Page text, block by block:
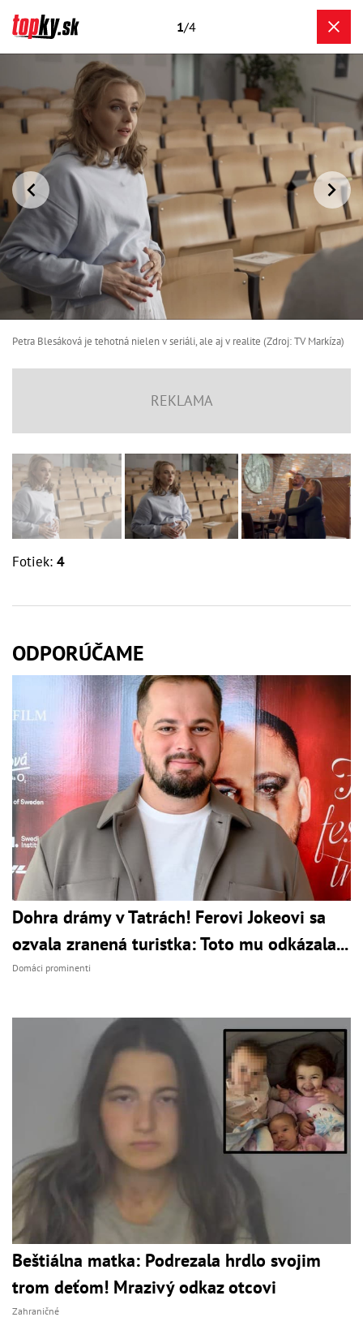
1/4
Petra Blesáková je tehotná nielen v seriáli, ale aj v realite (Zdroj: TV Markíza)
Fotiek: 4
ODPORÚČAME
Dohra drámy v Tatrách! Ferovi Jokeovi sa
ozvala zranená turistka: Toto mu odkázala...
Domáci prominenti
Beštiálna matka: Podrezala hrdlo svojim
trom deťom! Mrazivý odkaz otcovi
Zahraničné